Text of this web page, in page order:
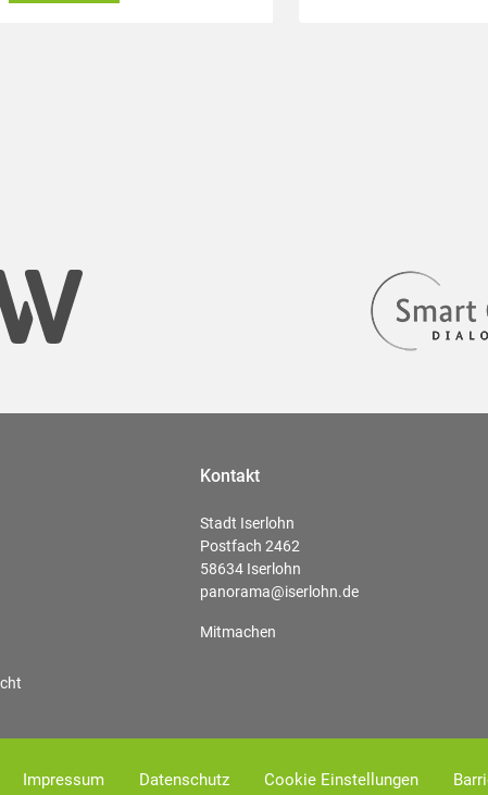
Kontakt
Stadt Iserlohn
Postfach 2462
58634 Iserlohn
panorama@iserlohn.de
Mitmachen
Impressum Datenschutz Cookie Einstellungen